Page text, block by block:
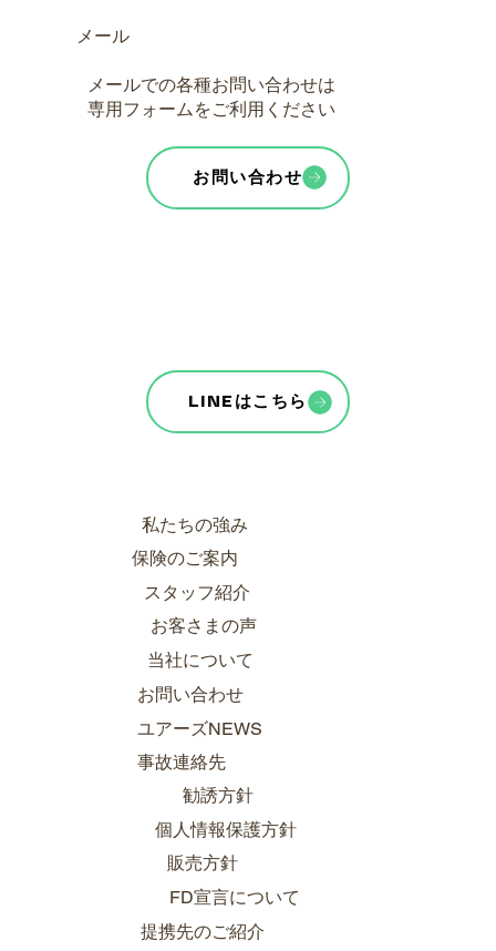
勧誘方針
私たちの強み
個人情報保護方針
保険のご案内
スタッフ紹介
販売方針
FD宣言について
お客さまの声
当社について
提携先のご紹介
お問い合わせ
ユアーズNEWS
事故連絡先
メール
メールでの各種お問い合わせは
専用フォームをご利用ください
お問い合わせ
LINEはこちら